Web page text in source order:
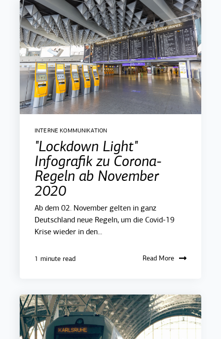
INTERNE KOMMUNIKATION
"Lockdown Light"
Infografik zu Corona-
Regeln ab November
2020
Ab dem 02. November gelten in ganz
Deutschland neue Regeln, um die Covid-19
Krise wieder in den...
1 minute read Read More